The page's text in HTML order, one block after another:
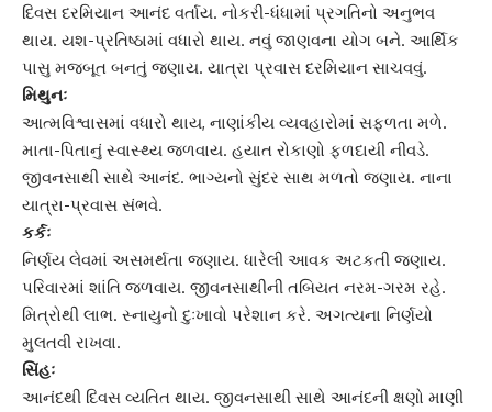
દિવસ દરમિયાન આનંદ વર્તાય. નોકરી-ધંધામાં પ્રગતિનો અનુભવ
થાય. યશ-પ્રતિષ્ઠામાં વધારો થાય. નવું જાણવના યોગ બને. આર્થિક
પાસુ મજબૂત બનતું જણાય. યાત્રા પ્રવાસ દરમિયાન સાચવવું.
મિથુનઃ
આત્મવિશ્વાસમાં વધારો થાય, નાણાંકીય વ્યવહારોમાં સફળતા મળે.
માતા-પિતાનું સ્વાસ્થ્ય જળવાય. હયાત રોકાણો ફળદાયી નીવડે.
જીવનસાથી સાથે આનંદ. ભાગ્યનો સુંદર સાથ મળતો જણાય. નાના
યાત્રા-પ્રવાસ સંભ‍વે.
કર્કઃ
નિર્ણય લેવમાં અસમર્થતા જણાય. ધારેલી આવક અટકતી જણાય.
પરિવારમાં શાંતિ જળવાય. જીવનસાથીની તબિયત નરમ-ગરમ રહે.
મિત્રોથી લાભ. સ્નાયુનો દુઃખાવો પરેશાન કરે. અગત્યના નિર્ણયો
મુલતવી રાખવા.
સિંહઃ
આનંદથી દિવસ વ્યતિત થાય. જીવનસાથી સાથે આનંદની ક્ષણો માણી